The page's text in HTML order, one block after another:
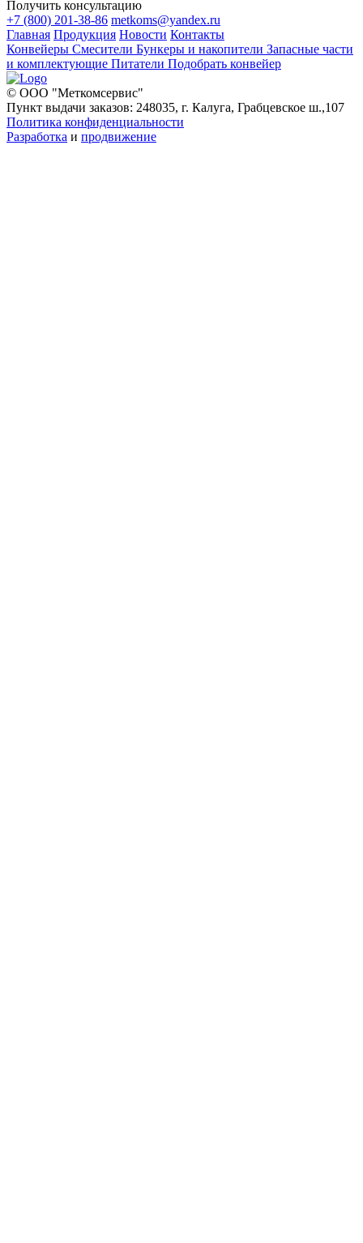
Получить консультацию
+7 (800) 201-38-86 metkoms@yandex.ru
Главная Продукция Новости Контакты
Конвейеры Смесители Бункеры и накопители Запасные части
и комплектующие Питатели Подобрать конвейер
© ООО "Меткомсервис"
Пункт выдачи заказов: 248035, г. Калуга, Грабцевское ш.,107
Политика конфиденциальности
Разработка и продвижение